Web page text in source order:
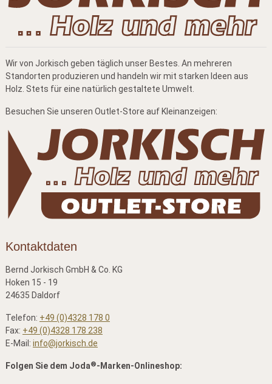
Wir von Jorkisch geben täglich unser Bestes. An mehreren
Standorten produzieren und handeln wir mit starken Ideen aus
Holz. Stets für eine natürlich gestaltete Umwelt.
Besuchen Sie unseren Outlet-Store auf Kleinanzeigen:
Kontaktdaten
Bernd Jorkisch GmbH & Co. KG
Hoken 15 - 19
24635 Daldorf
Telefon: +49 (0)4328 178 0
Fax: +49 (0)4328 178 238
E-Mail: info@jorkisch.de
Folgen Sie dem Joda®-Marken-Onlineshop: